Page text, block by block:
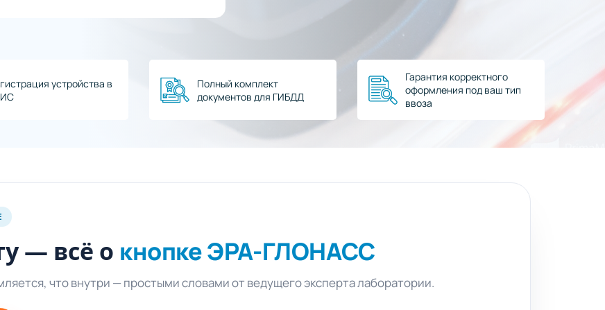
устройства в
Полный комплект
документов для ГИБДД
Гарантия корректного
оформления под ваш тип
ввоза
— всё о кнопке ЭРА-ГЛОНАСС
что внутри — простыми словами от ведущего эксперта лаборатории.